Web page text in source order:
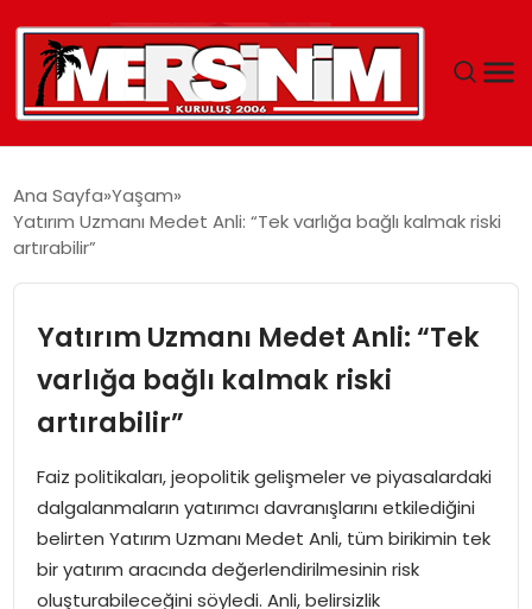
YAŞAM
EĞITIM
SPOR
EKONOMI
Ana Sayfa Yaşam
Yatırım Uzmanı Medet Anli: “Tek varlığa bağlı kalmak riski
artırabilir”
Yatırım Uzmanı Medet Anli: “Tek
varlığa bağlı kalmak riski
artırabilir”
Faiz politikaları, jeopolitik gelişmeler ve piyasalardaki
dalgalanmaların yatırımcı davranışlarını etkilediğini
belirten Yatırım Uzmanı Medet Anli, tüm birikimin tek
bir yatırım aracında değerlendirilmesinin risk
oluşturabileceğini söyledi. Anli, belirsizlik